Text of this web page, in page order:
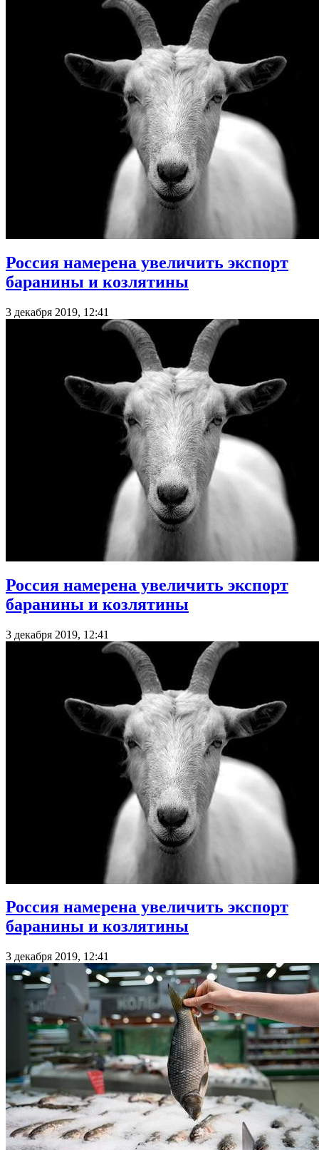
Россия намерена увеличить экспорт
баранины и козлятины
3 декабря 2019, 12:41
Россия намерена увеличить экспорт
баранины и козлятины
3 декабря 2019, 12:41
Россия намерена увеличить экспорт
баранины и козлятины
3 декабря 2019, 12:41